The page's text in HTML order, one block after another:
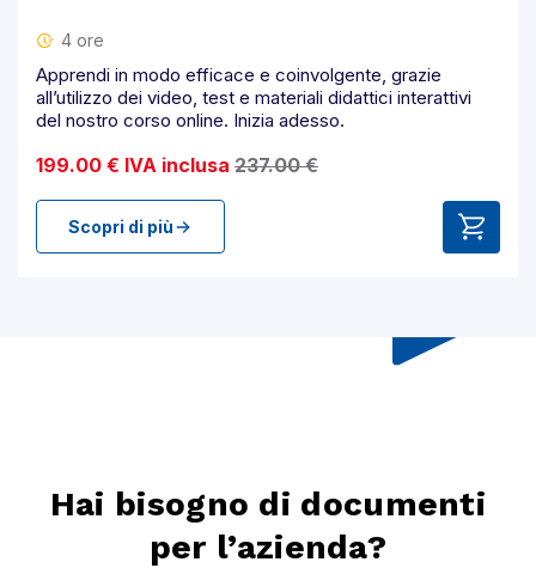
4 ore
Apprendi in modo efficace e coinvolgente, grazie
all’utilizzo dei video, test e materiali didattici interattivi
del nostro corso online. Inizia adesso.
199.00 € IVA inclusa 237.00 €
Scopri di più
Hai bisogno di documenti
per l’azienda?